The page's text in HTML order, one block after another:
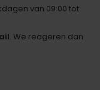
van 09:00 tot
. We reageren dan